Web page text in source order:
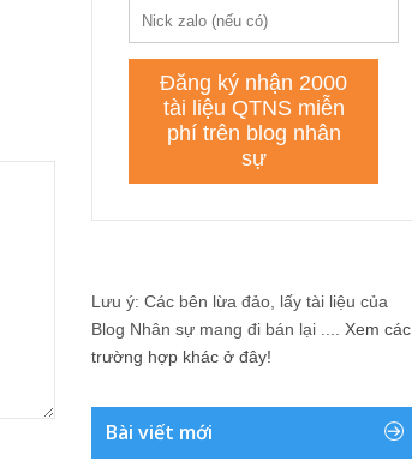
Lưu ý: Các bên lừa đảo, lấy tài liệu của
Blog Nhân sự mang đi bán lại .... Xem các
trường hợp khác ở đây!
Bài viết mới